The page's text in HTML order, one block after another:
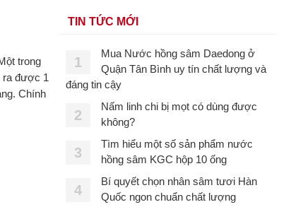
trong
ra được 1
Chính
TIN TỨC MỚI
1
Mua Nước hồng sâm Daedong ở
Quận Tân Bình uy tín chất lượng và
đáng tin cậy
2
Nấm linh chi bị mọt có dùng được
không?
3
Tìm hiểu một số sản phẩm nước
hồng sâm KGC hộp 10 ống
4
Bí quyết chọn nhân sâm tươi Hàn
Quốc ngon chuẩn chất lượng